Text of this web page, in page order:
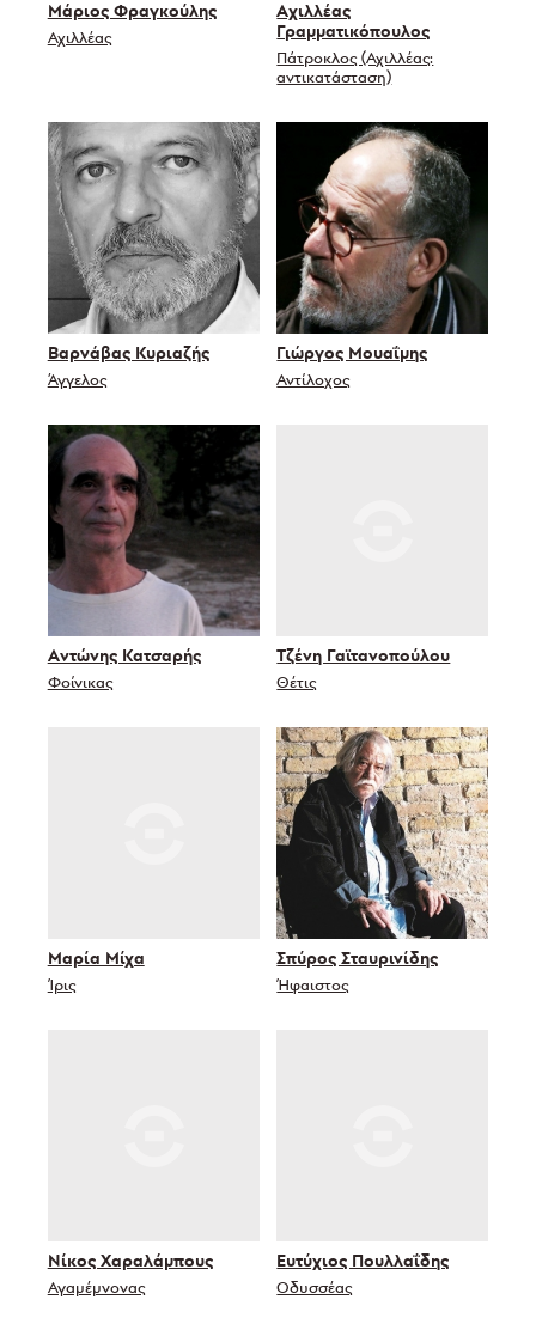
Μάριος Φραγκούλης
Αχιλλέας
Αχιλλέας
Γραμματικόπουλος
Πάτροκλος (Αχιλλέας:
αντικατάσταση)
Βαρνάβας Κυριαζής
Άγγελος
Γιώργος Μουαΐμης
Αντίλοχος
Αντώνης Κατσαρής
Φοίνικας
Τζένη Γαϊτανοπούλου
Θέτις
Μαρία Μίχα
Ίρις
Σπύρος Σταυρινίδης
Ήφαιστος
Νίκος Χαραλάμπους
Αγαμέμνονας
Ευτύχιος Πουλλαΐδης
Οδυσσέας